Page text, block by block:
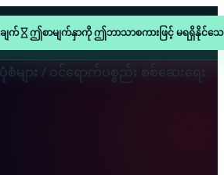
ျက် ဤစာမျက်နှာကို ဤဘာသာစကားဖြင့် မရရှိနိုင်သေး
စံများ / ဝင်ရောက်ပစ္စည်း စစ်ဆေးရေး